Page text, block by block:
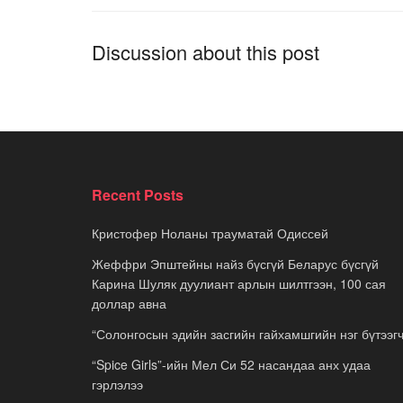
Discussion about this post
Recent Posts
Кристофер Ноланы трауматай Одиссей
Жеффри Эпштейны найз бүсгүй Беларус бүсгүй
Карина Шуляк дуулиант арлын шилтгээн, 100 сая
доллар авна
“Солонгосын эдийн засгийн гайхамшгийн нэг
“Spice Girls”-ийн Мел Си 52 насандаа анх удаа
гэрлэлээ